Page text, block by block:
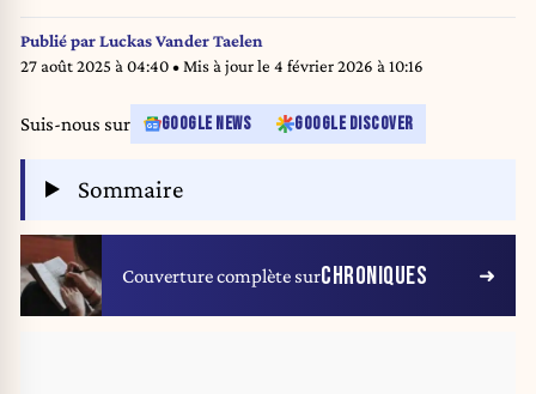
photographer during the installation of the new city council of Molenbeek-
Saint-Jean - Sint-Jans-Molenbeek, on Friday 06 December 2024 in
Brussels. PS-Vooruit, PTB/PVDA and Molenbeek Autrement reached an
BELGA PHOTO HATIM KAGHAT
Publié parLuckas Vander Taelen
27 août 2025 à 04:40• Mis à jour le 4 février 2026 à 10:16
Suis-nous sur GOOGLE NEWS GOOGLE DISCOVER
Sommaire
Couverture complète surCHRONIQUES